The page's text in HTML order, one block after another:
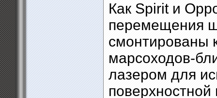
Как Spirit и
перемещения
смонтированы
марсоходов-
лазером для